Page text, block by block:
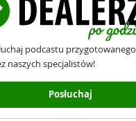
podcastu przygotowanego
naszych specjalistów!
Posłuchaj